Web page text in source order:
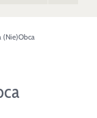
(Nie)Obca